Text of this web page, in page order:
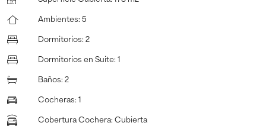
Ambientes: 5
Dormitorios: 2
Dormitorios en Suite: 1
Baños: 2
Cocheras: 1
Cobertura Cochera: Cubierta